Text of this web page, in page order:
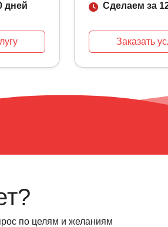
дней
Сделаем за
Заказать
по целям и желаниям